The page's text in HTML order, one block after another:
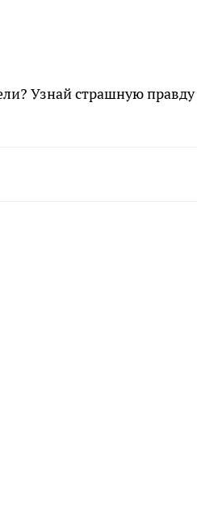
Узнай страшную